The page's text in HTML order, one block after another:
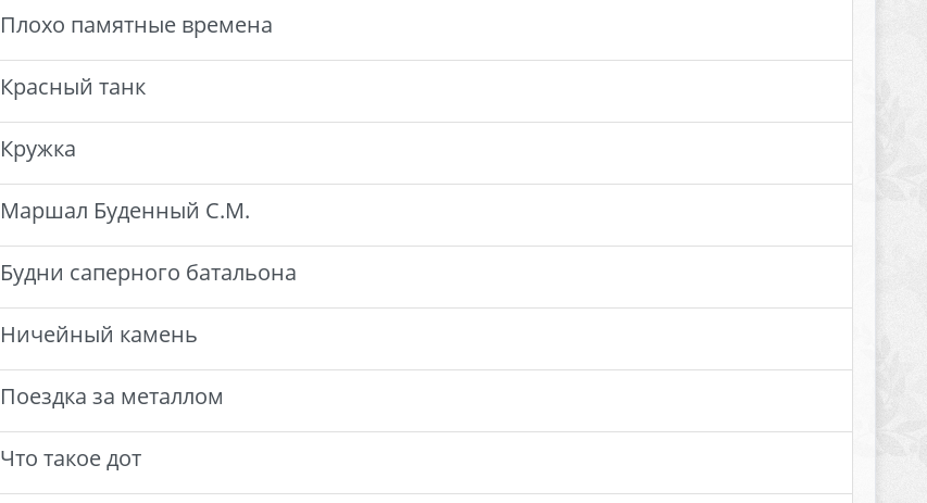
Плохо памятные времена
Красный танк
Кружка
Маршал Буденный С.М.
Будни саперного батальона
Ничейный камень
Поездка за металлом
Что такое дот